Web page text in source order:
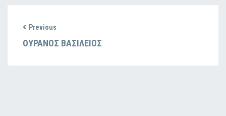
Previous
ΟΥΡΑΝΟΣ ΒΑΣΙΛΕΙΟΣ